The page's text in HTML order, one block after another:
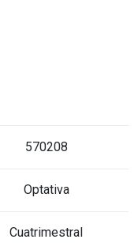
570208
Optativa
Cuatrimestral